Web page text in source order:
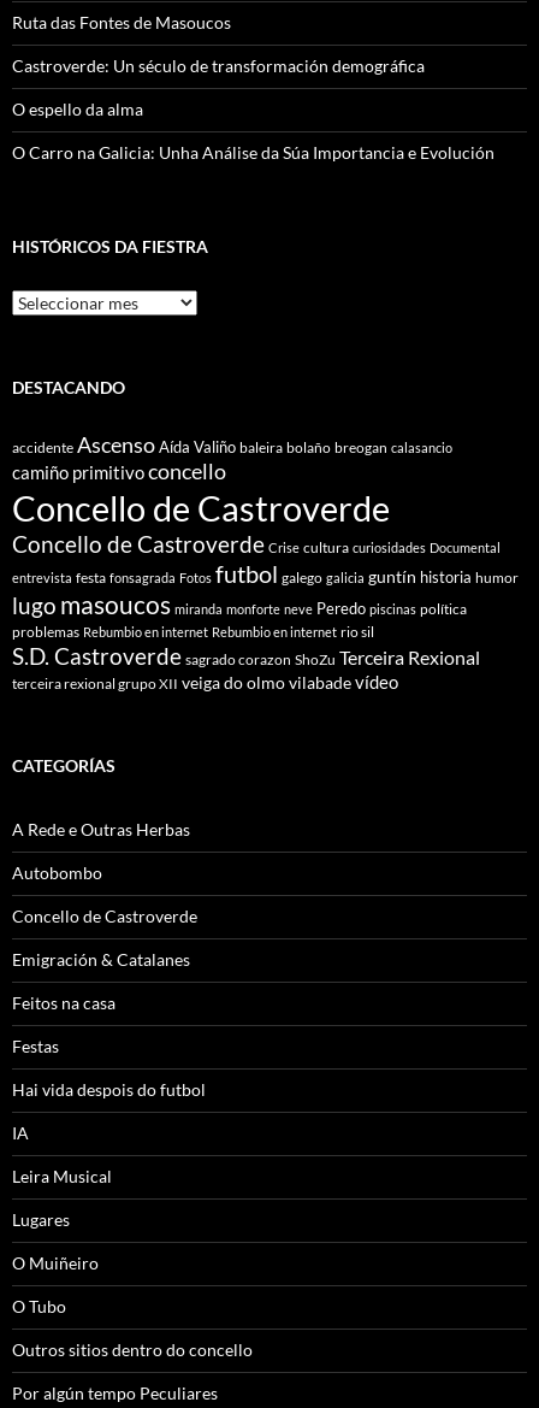
Ruta das Fontes de Masoucos
Castroverde: Un século de transformación demográfica
O espello da alma
O Carro na Galicia: Unha Análise da Súa Importancia e Evolución
HISTÓRICOS DA FIESTRA
Históricos
Da
DESTACANDO
accidente AscensoAída Valiño baleira bolaño breogan calasancio
camiño primitivoconcello
Concello de Castroverde
Concello de Castroverde Crise cultura curiosidades Documental
entrevista festa fonsagrada Fotos futbol galego galicia guntín historia humor
lugo masoucos miranda monforte neve Peredo piscinas política
problemas Rebumbio en internet Rebumbio en internet rio sil
S.D. Castroverde sagrado corazon ShoZu Terceira Rexional
terceira rexional grupo XII veiga do olmovilabadevídeo
CATEGORÍAS
A Rede e Outras Herbas
Autobombo
Concello de Castroverde
Emigración & Catalanes
Feitos na casa
Festas
Hai vida despois do futbol
IA
Leira Musical
Lugares
O Muiñeiro
O Tubo
Outros sitios dentro do concello
Por algún tempo Peculiares